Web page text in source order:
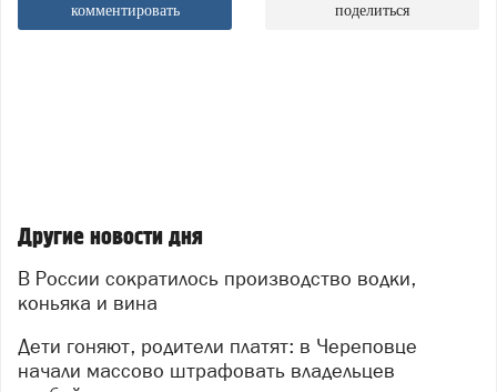
комментировать поделиться
Другие новости дня
В России сократилось производство водки,
коньяка и вина
Дети гоняют, родители платят: в Череповце
начали массово штрафовать владельцев